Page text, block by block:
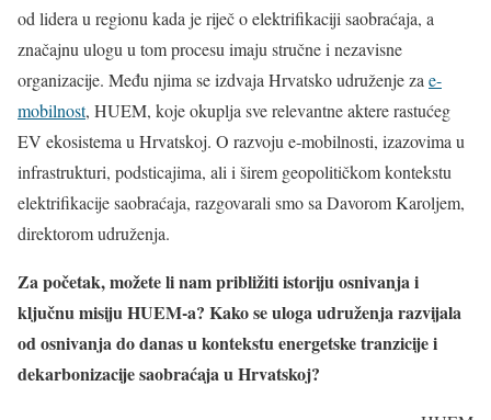
od lidera u regionu kada je riječ o elektrifikaciji saobraćaja, a
značajnu ulogu u tom procesu imaju stručne i nezavisne
organizacije. Među njima se izdvaja Hrvatsko udruženje za e-
mobilnost, HUEM, koje okuplja sve relevantne aktere rastućeg
EV ekosistema u Hrvatskoj. O razvoju e-mobilnosti, izazovima u
infrastrukturi, podsticajima, ali i širem geopolitičkom kontekstu
elektrifikacije saobraćaja, razgovarali smo sa Davorom Karoljem,
direktorom udruženja.
Za početak, možete li nam približiti istoriju osnivanja i
ključnu misiju HUEM-a? Kako se uloga udruženja razvijala
od osnivanja do danas u kontekstu energetske tranzicije i
dekarbonizacije saobraćaja u Hrvatskoj?